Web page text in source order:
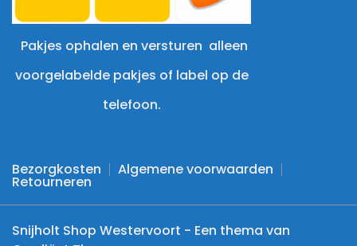
Pakjes ophalen en versturen alleen
voorgelabelde pakjes of label op de
telefoon.
Bezorgkosten Algemene voorwaarden
Retourneren
Snijholt Shop Westervoort - Een thema van